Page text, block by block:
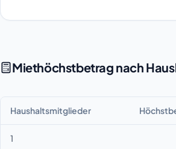
Miethöchstbetrag nach
Haushaltsmitglieder
1